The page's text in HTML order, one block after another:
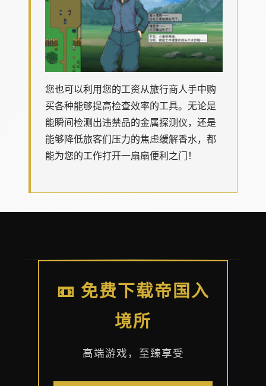
您也可以利用您的工资从旅行商人手中购
买各种能够提高检查效率的工具。无论是
能瞬间检测出违禁品的金属探测仪，还是
能够降低旅客们压力的焦虑缓解香水，都
能为您的工作打开一扇扇便利之门！
📼 免费下载帝国入
境所
高端游戏，至臻享受